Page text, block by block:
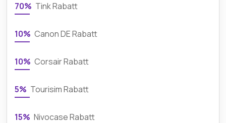
70% Tink Rabatt
10% Canon DE Rabatt
10% Corsair Rabatt
5% Tourisim Rabatt
15% Nivocase Rabatt